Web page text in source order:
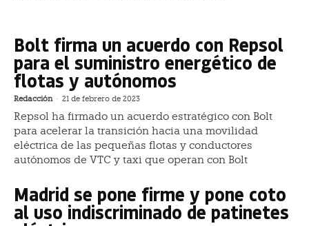
Bolt firma un acuerdo con Repsol
para el suministro energético de
flotas y autónomos
Redacción - 21 de febrero de 2023
Repsol ha firmado un acuerdo estratégico con Bolt
para acelerar la transición hacia una movilidad
eléctrica de las pequeñas flotas y conductores
autónomos de VTC y taxi que operan con Bolt
Madrid se pone firme y pone coto
al uso indiscriminado de patinetes